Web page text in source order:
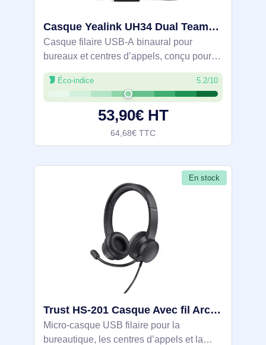
Casque Yealink UH34 Dual Teams - 1308043
Casque filaire USB-A binaural pour
bureaux et centres d’appels, conçu pour
des conversations nettes grâce à un micro
unidirectionnel à suppression de bruit et
un son HD. Télécommande intégrée avec
Éco-indice 5.2/10
53,90€ HT
64,68€ TTC
En stock
Trust HS-201 Casque Avec fil Arceau Bureau/Centre d'appels USB Type-A Noir - 25373
Micro-casque USB filaire pour la
bureautique, les centres d’appels et la